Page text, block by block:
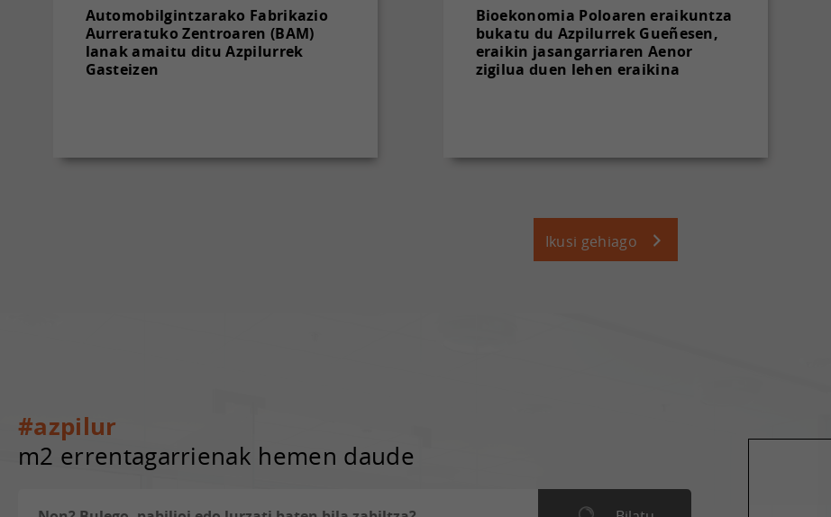
Automobilgintzarako Fabrikazio
Aurreratuko Zentroaren (BAM)
lanak amaitu ditu Azpilurrek
Gasteizen
Bioekonomia Poloaren eraikuntza
bukatu du Azpilurrek Gueñesen,
eraikin jasangarriaren Aenor
zigilua duen lehen eraikina
Ikusi gehiago
#azpilur
m2 errentagarrienak hemen daude